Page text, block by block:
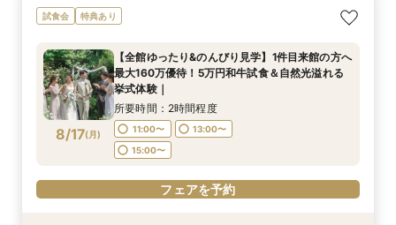
8/16(日)
最短2か月で準備も可能【6名様×55万円～】高
崎駅徒歩3分の好アクセス×豪華おもてなし料理
所要時間：2時間程度
9:00〜
15:00〜
17:00〜
フェアを予約
8/16(日)
【マイナビ限定AM特典あり】＼エテルナ高崎第
一希望の方へ／160万円のご優待｜自然光降り注
所要時間：2時間程度
9:00〜
10:00〜
15:00〜
17:00〜
8/16(日)
【結婚式に向けた不安を解消！】最大160万円優
待×5万円相当豪華試｜自然光降り注ぐチャペル
所要時間：3時間程度
9:00〜
10:00〜
15:00〜
17:00〜
8/16(日)
【ご結婚がきまったばかりのおふたりへ！】お顔
合わせから当日までフルサポート｜マイナビ限定
豪華試食付｜
所要時間：3時間程度
9:00〜
10:00〜
15:00〜
17:00〜
8/16(日)
【お盆BIG】Gift2万円×10大特典｜駅近＆木漏れ
日挙式
9:00〜
9:30〜
10:00〜
17:00〜
フェアを予約
試食会 特典あり
8/17(月)
【全館ゆったり&のんびり見学】1件目来館の方へ
最大160万優待！5万円和牛試食＆自然光溢れる
挙式体験｜
所要時間：2時間程度
11:00〜
13:00〜
15:00〜
フェアを予約